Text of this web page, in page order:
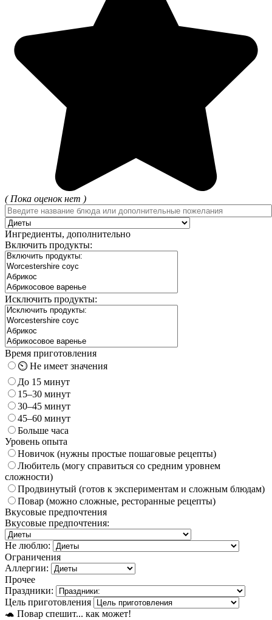
( Пока оценок нет )
Ингредиенты, дополнительно
Включить продукты:
Исключить продукты:
Время приготовления
⏲️ Не имеет значения
До 15 минут
15–30 минут
30–45 минут
45–60 минут
Больше часа
Уровень опыта
Новичок (нужны простые пошаговые рецепты)
Любитель (могу справиться со средним уровнем
сложности)
Продвинутый (готов к экспериментам и сложным блюдам)
Повар (можно сложные, ресторанные рецепты)
Вкусовые предпочтения
Вкусовые предпочтения:
Не люблю:
Ограничения
Аллергии:
Прочее
Праздники:
Цель приготовления
🐢 Повар спешит... как может!